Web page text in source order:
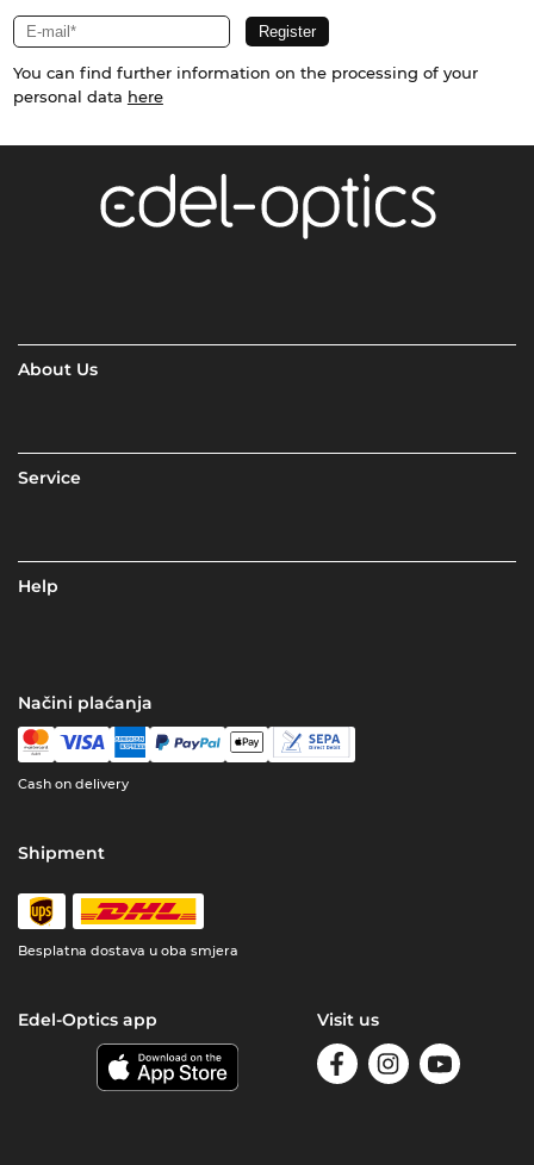
You can find further information on the processing of your
personal data here
About Us
Service
Help
Načini plaćanja
Cash on delivery
Shipment
Besplatna dostava u oba smjera
Edel-Optics app Visit us